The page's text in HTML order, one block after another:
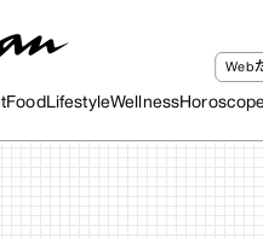
Food LifestyleWellness
Web